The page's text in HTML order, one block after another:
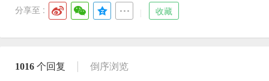
分享至 : 收藏
1016 个回复 倒序浏览